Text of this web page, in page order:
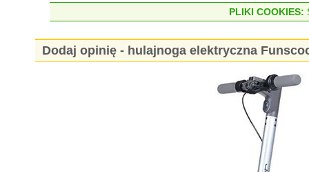
PLIKI COOKIES:
Dodaj opinię - hulajnoga elektryczna